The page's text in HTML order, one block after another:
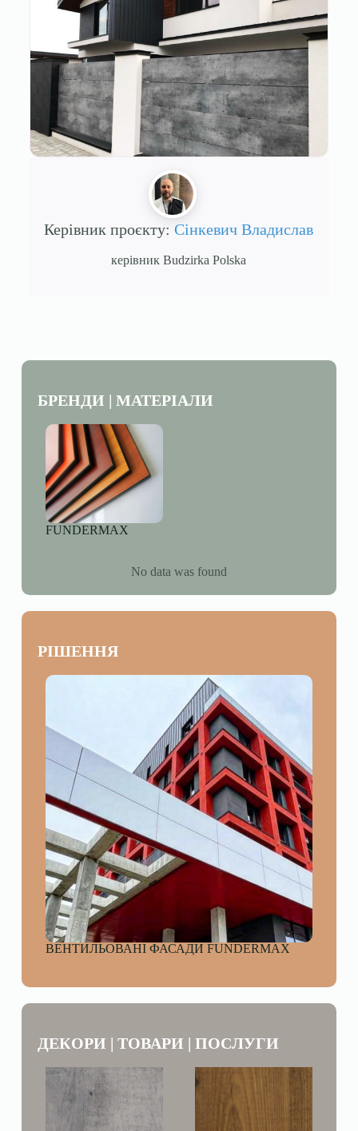
Керівник проєкту:Сінкевич Владислав
керівник Budzirka Polska
БРЕНДИ | МАТЕРІАЛИ
FUNDERMAX
No data was found
РІШЕННЯ
ВЕНТИЛЬОВАНІ ФАСАДИ FUNDERMAX
ДЕКОРИ | ТОВАРИ | ПОСЛУГИ